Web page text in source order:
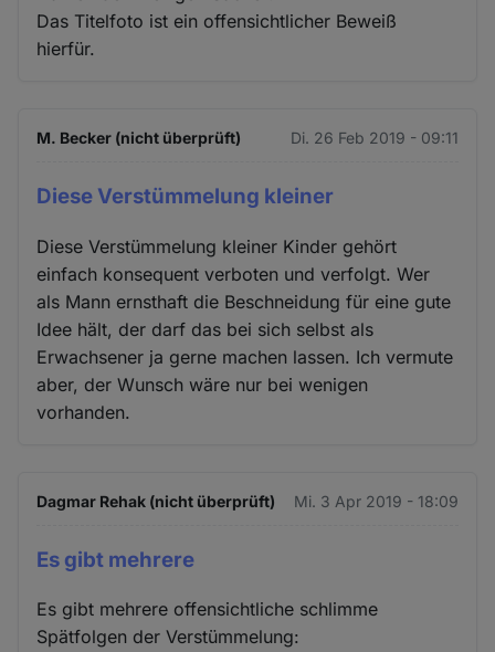
Das Titelfoto ist ein offensichtlicher Beweiß
hierfür.
M. Becker (nicht überprüft) Di. 26 Feb 2019 - 09:11
Diese Verstümmelung kleiner
Diese Verstümmelung kleiner Kinder gehört
einfach konsequent verboten und verfolgt. Wer
als Mann ernsthaft die Beschneidung für eine gute
Idee hält, der darf das bei sich selbst als
Erwachsener ja gerne machen lassen. Ich vermute
aber, der Wunsch wäre nur bei wenigen
vorhanden.
Dagmar Rehak (nicht überprüft) Mi. 3 Apr 2019 - 18:09
Es gibt mehrere
Es gibt mehrere offensichtliche schlimme
Spätfolgen der Verstümmelung: